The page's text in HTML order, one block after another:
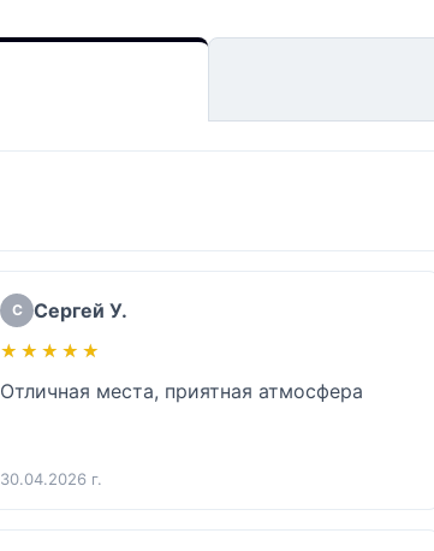
С Сергей У.
★★★★★
★★★★★
Отличная места, приятная атмосфера
30.04.2026 г.